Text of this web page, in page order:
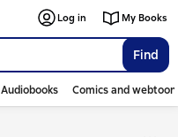
Find
Log in My Books
Audiobooks Comics and